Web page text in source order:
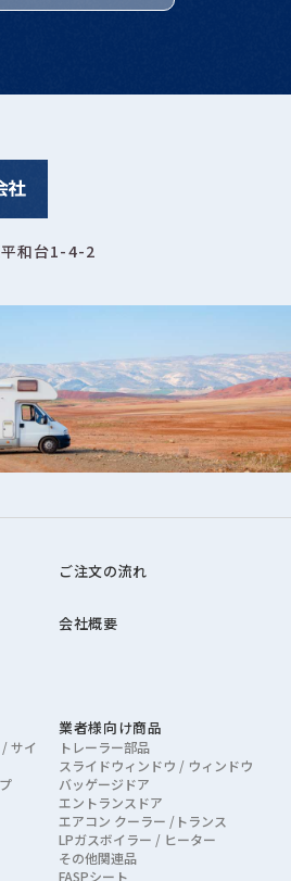
和台1-4-2
ご注文の流れ
会社概要
サイ
業者様向け商品
トレーラー部品
スライドウィンドウ / ウィンドウ
バッゲージドア
エントランスドア
エアコン クーラー /トランス
LPガスボイラー / ヒーター
その他関連品
FASPシート